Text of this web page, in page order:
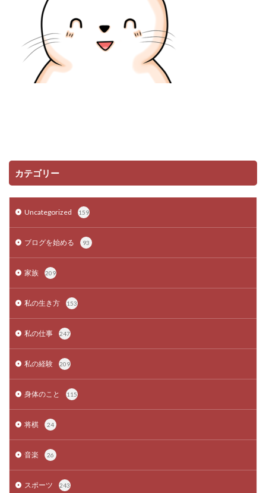
カテゴリー
Uncategorized 159
ブログを始める 93
家族 209
私の生き方 153
私の仕事 247
私の経験 209
身体のこと 115
将棋 24
音楽 26
スポーツ 243